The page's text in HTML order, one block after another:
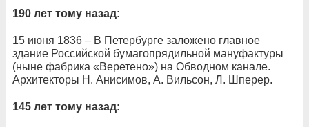
190 лет тому назад:
15 июня 1836 – В Петербурге заложено главное
здание Российской бумагопрядильной мануфактуры
(ныне фабрика «Веретено») на Обводном канале.
Архитекторы Н. Анисимов, А. Вильсон, Л. Шперер.
145 лет тому назад: